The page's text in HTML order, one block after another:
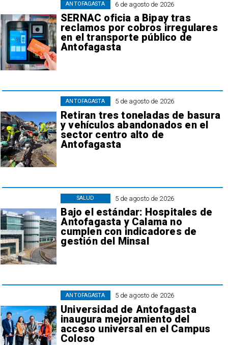
6 de agosto de 2026
SERNAC oficia a Bipay tras
reclamos por cobros irregulares
en el transporte público de
Antofagasta
ANTOFAGASTA
5 de agosto de 2026
Retiran tres toneladas de basura
y vehículos abandonados en el
sector centro alto de
Antofagasta
ANTOFAGASTA
5 de agosto de 2026
Bajo el estándar: Hospitales de
Antofagasta y Calama no
cumplen con indicadores de
gestión del Minsal
SALUD
5 de agosto de 2026
Universidad de Antofagasta
inaugura mejoramiento del
acceso universal en el Campus
Coloso
ANTOFAGASTA